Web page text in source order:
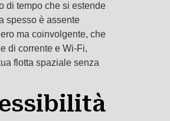
di tempo che si estende
spesso è assente
ma coinvolgente, che
di corrente e Wi-Fi,
flotta spaziale senza